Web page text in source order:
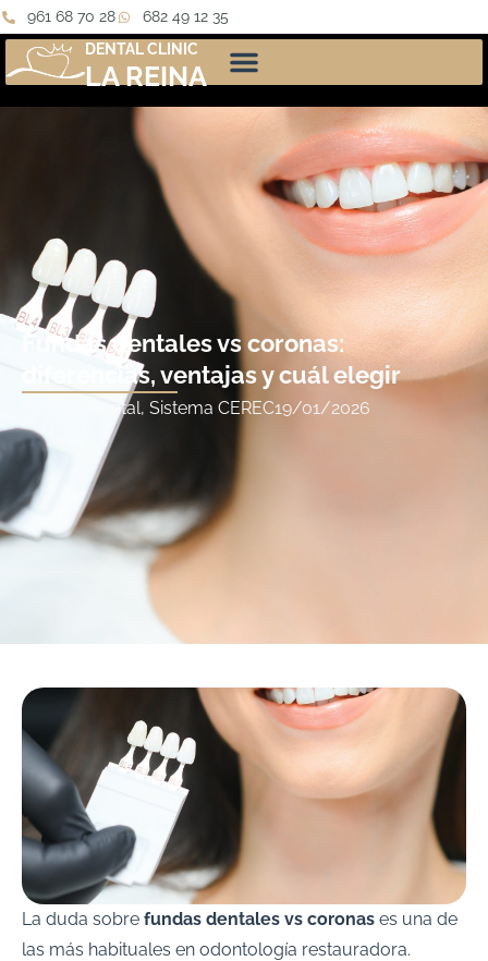
961 68 70 28
682 49 12 35
DENTAL CLINIC
LA REINA
Fundas dentales vs coronas:
diferencias, ventajas y cuál elegir
Estética Dental, Sistema CEREC19/01/2026
La duda sobre fundas dentales vs coronas es una de
las más habituales en odontología restauradora.